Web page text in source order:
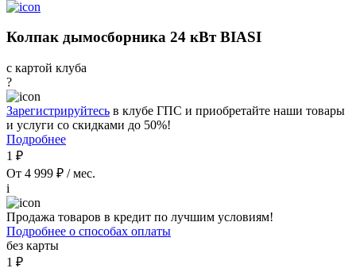
Колпак дымосборника 24 кВт BIASI
с картой клуба
?
Зарегистрируйтесь в клубе ГПС и приобретайте наши товары
и услуги со скидками до 50%!
Подробнее
1 ₽
От 4 999 ₽ / мес.
i
Продажа товаров в кредит по лучшим условиям!
Подробнее о способах оплаты
без карты
1 ₽